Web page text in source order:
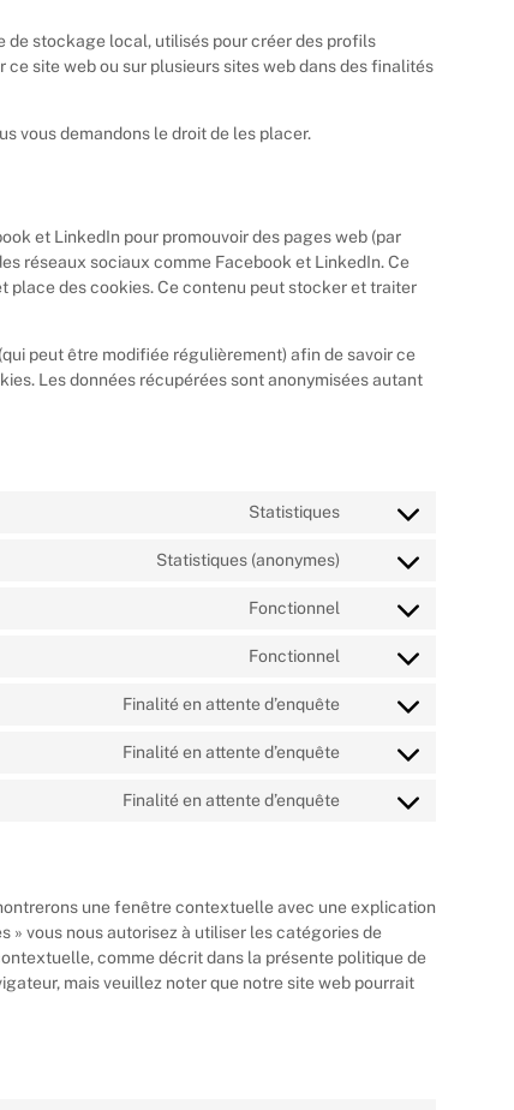
de stockage local, utilisés pour créer des profils
ce site web ou sur plusieurs sites web dans des finalités
vous demandons le droit de les placer.
et LinkedIn pour promouvoir des pages web (par
réseaux sociaux comme Facebook et LinkedIn. Ce
place des cookies. Ce contenu peut stocker et traiter
peut être modifiée régulièrement) afin de savoir ce
Les données récupérées sont anonymisées autant
Statistiques
Statistiques (anonymes)
Fonctionnel
Fonctionnel
Finalité en attente d’enquête
Finalité en attente d’enquête
Finalité en attente d’enquête
une fenêtre contextuelle avec une explication
» vous nous autorisez à utiliser les catégories de
comme décrit dans la présente politique de
mais veuillez noter que notre site web pourrait